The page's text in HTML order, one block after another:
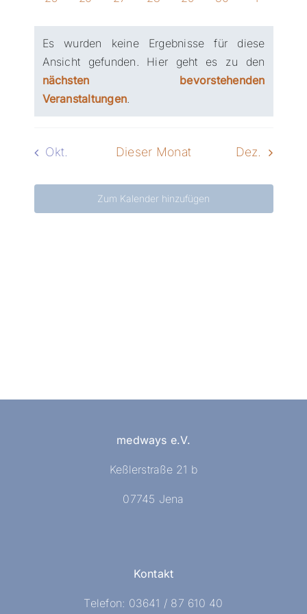
Es wurden keine Ergebnisse für diese
Ansicht gefunden. Hier geht es zu den
nächsten bevorstehenden
Veranstaltungen.
Okt. Dieser Monat Dez.
Zum Kalender hinzufügen
medways e.V.
Keßlerstraße 21 b
07745 Jena
Kontakt
Telefon: 03641 / 87 610 40